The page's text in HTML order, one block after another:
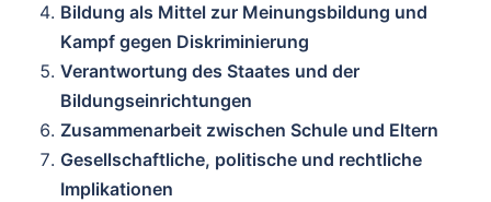
Bildung als Mittel zur Meinungsbildung und
Kampf gegen Diskriminierung
Verantwortung des Staates und der
Bildungseinrichtungen
Zusammenarbeit zwischen Schule und Eltern
Gesellschaftliche, politische und rechtliche
Implikationen